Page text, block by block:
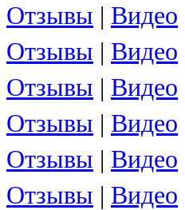
Отзывы | Видео
Отзывы | Видео
Отзывы | Видео
Отзывы | Видео
Отзывы | Видео
Отзывы | Видео